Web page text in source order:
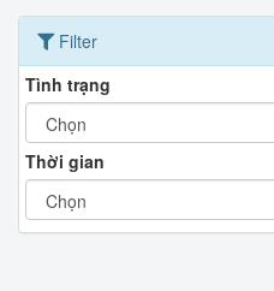
Filter
Tình trạng
Thời gian